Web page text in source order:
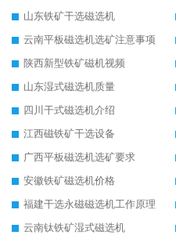
山东铁矿干选磁选机
云南平板磁选机选矿注意事项
陕西新型铁矿磁机视频
山东湿式磁选机质量
四川干式磁选机介绍
江西磁铁矿干选设备
广西平板磁选机选矿要求
安徽铁矿磁选机价格
福建干选永磁磁选机工作原理
云南钛铁矿湿式磁选机